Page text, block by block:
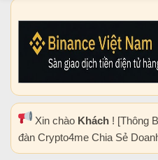
Xin chào Khách ! [Thông
đàn Crypto4me Chia Sẻ